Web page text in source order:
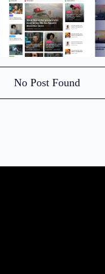
No Post Found